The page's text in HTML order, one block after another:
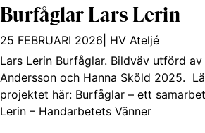
Burfåglar Lars Lerin
25 FEBRUARI 2026 HV Ateljé
Lars Lerin Burfåglar. Bildväv utförd av
Andersson och Hanna Sköld 2025.
projektet här: Burfåglar – ett
Lerin – Handarbetets Vänner